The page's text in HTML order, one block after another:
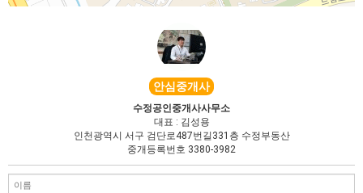
안심중개사
수정공인중개사사무소
대표 : 김성용
인천광역시 서구 검단로487번길331층 수정부동산
중개등록번호 3380-3982